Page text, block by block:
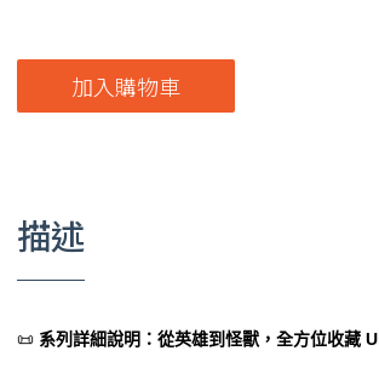
加入購物車
描述
📜 系列詳細說明：從英雄到怪獸，全方位收藏